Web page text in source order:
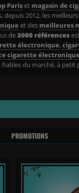
Pariset magasin de
depuis 2012, les
et des meilleures
de3000 références
électronique,
cigarette électronique
fiables du marché, à petit
PROMOTIONS